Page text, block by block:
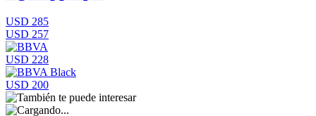
USD 285
USD 257
USD 228
USD 200